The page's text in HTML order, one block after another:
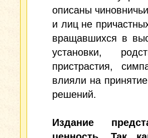
описаны
и лиц не
вращавшихся в
установки,
пристрастия,
влияли на
решений.
Издание